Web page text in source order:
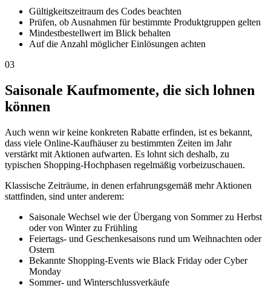
Gültigkeitszeitraum des Codes beachten
Prüfen, ob Ausnahmen für bestimmte Produktgruppen gelten
Mindestbestellwert im Blick behalten
Auf die Anzahl möglicher Einlösungen achten
03
Saisonale Kaufmomente, die sich lohnen
können
Auch wenn wir keine konkreten Rabatte erfinden, ist es bekannt,
dass viele Online-Kaufhäuser zu bestimmten Zeiten im Jahr
verstärkt mit Aktionen aufwarten. Es lohnt sich deshalb, zu
typischen Shopping-Hochphasen regelmäßig vorbeizuschauen.
Klassische Zeiträume, in denen erfahrungsgemäß mehr Aktionen
stattfinden, sind unter anderem:
Saisonale Wechsel wie der Übergang von Sommer zu Herbst
oder von Winter zu Frühling
Feiertags- und Geschenkesaisons rund um Weihnachten oder
Ostern
Bekannte Shopping-Events wie Black Friday oder Cyber
Monday
Sommer- und Winterschlussverkäufe